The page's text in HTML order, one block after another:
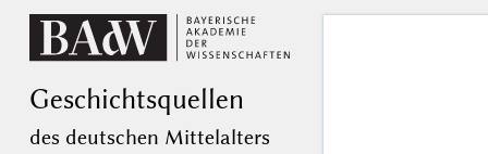
Geschichts­quellen
des deutschen Mittelalters